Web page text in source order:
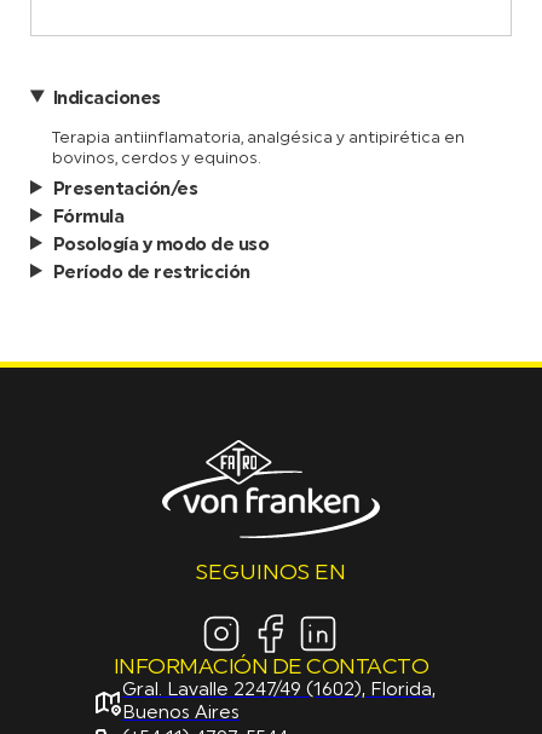
Indicaciones
Terapia antiinflamatoria, analgésica y antipirética en
bovinos, cerdos y equinos.
Presentación/es
Fórmula
Posología y modo de uso
Período de restricción
SEGUINOS EN
INFORMACIÓN DE CONTACTO
Gral. Lavalle 2247/49 (1602), Florida,
Buenos Aires